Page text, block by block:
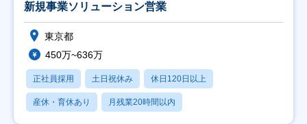
新規事業ソリューション営業
東京都
450万~636万
正社員採用 土日祝休み 休日120日以上
産休・育休あり 月残業20時間以内